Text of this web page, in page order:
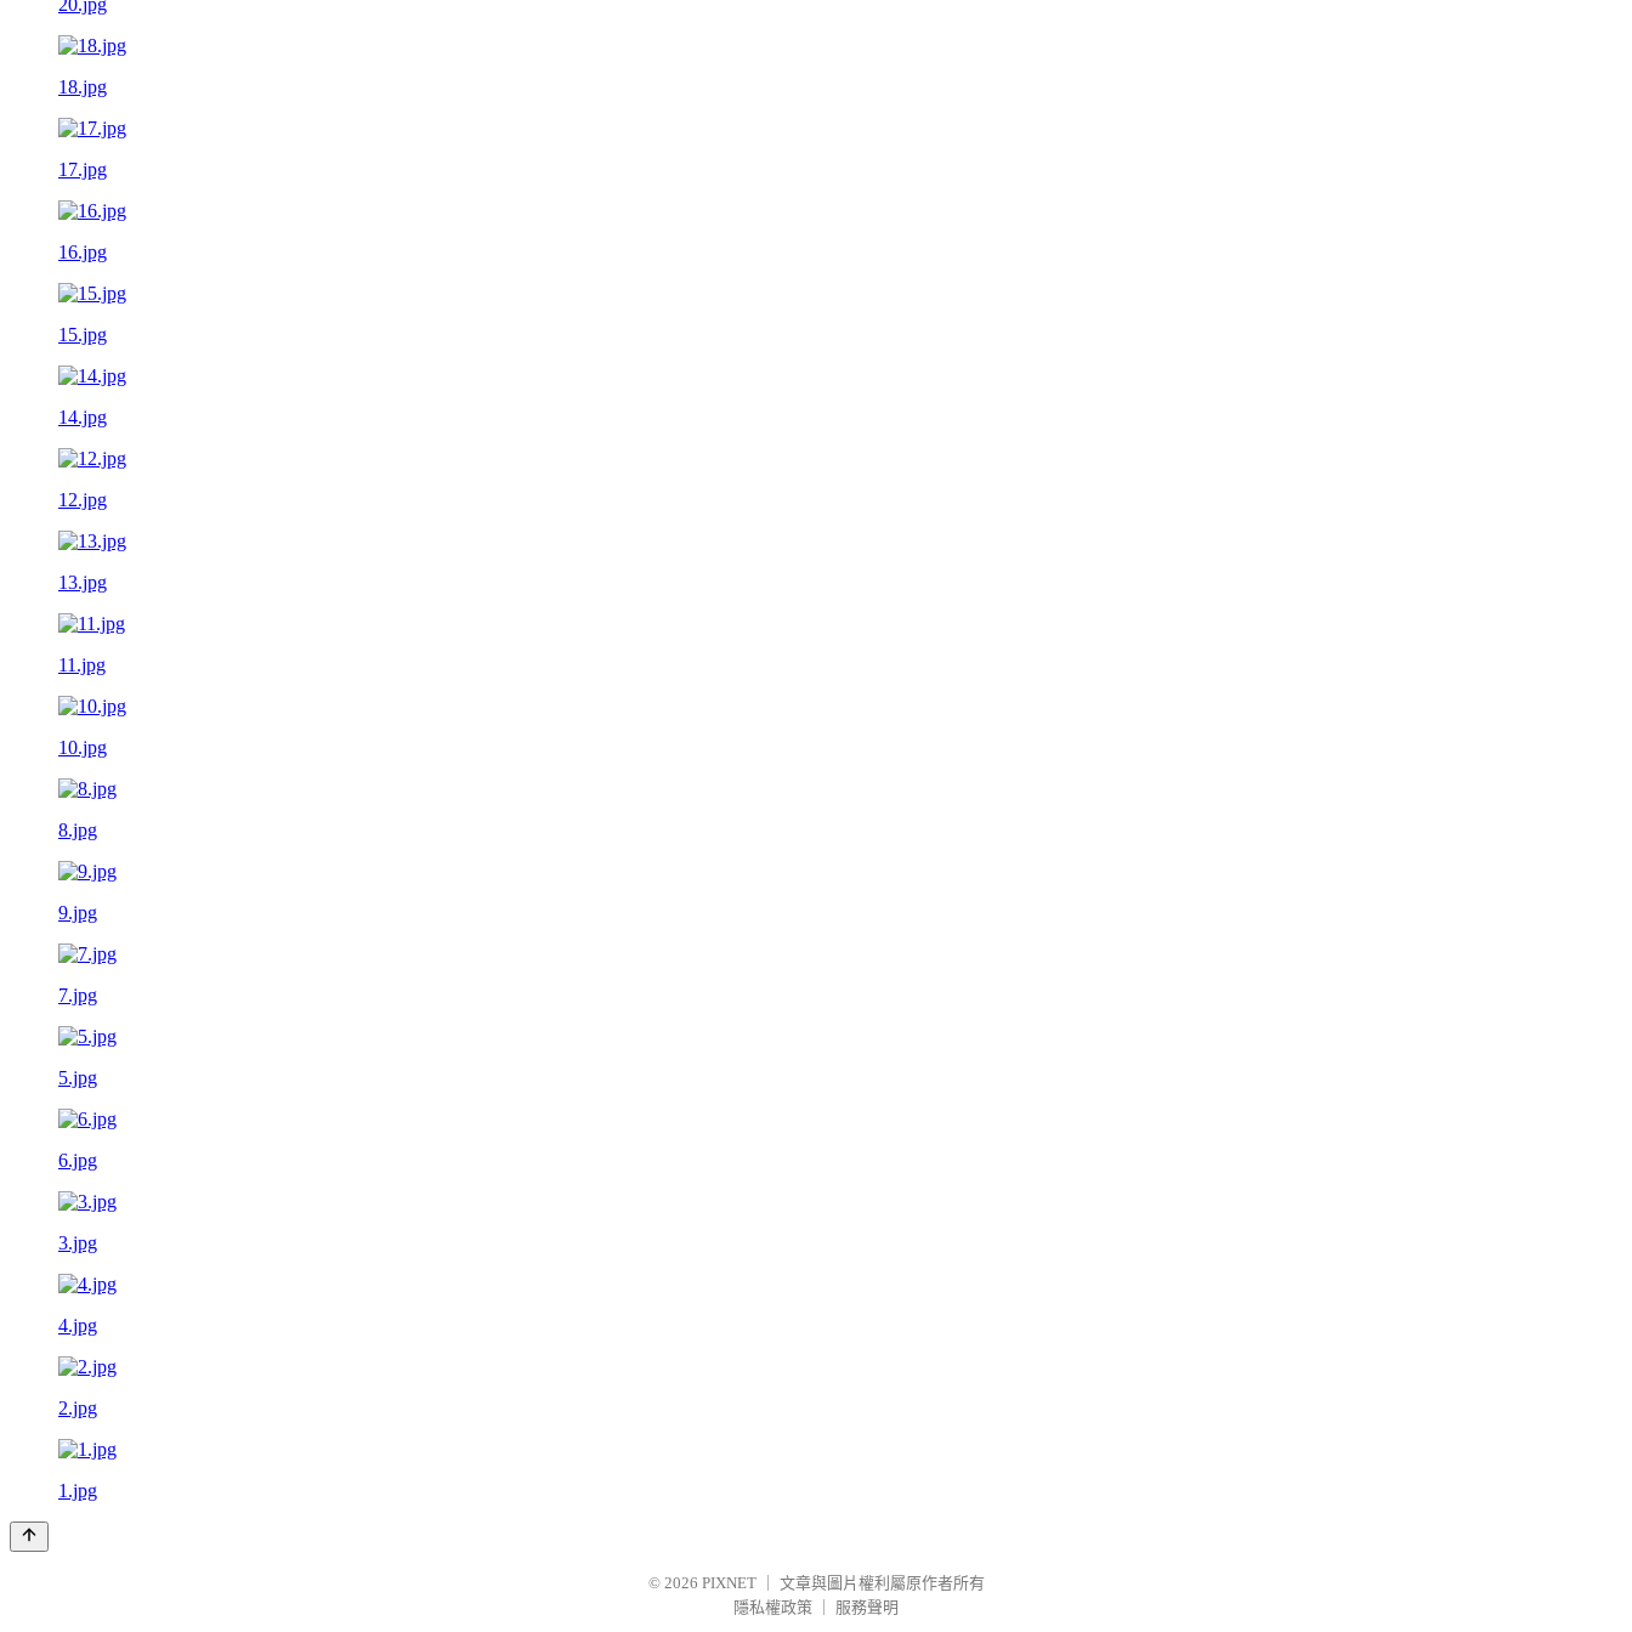
18.jpg
17.jpg
16.jpg
15.jpg
14.jpg
12.jpg
13.jpg
11.jpg
10.jpg
8.jpg
9.jpg
7.jpg
5.jpg
6.jpg
3.jpg
4.jpg
2.jpg
1.jpg
© 2026 PIXNET
文章與圖片權利屬原作者所有
隱私權政策
服務聲明